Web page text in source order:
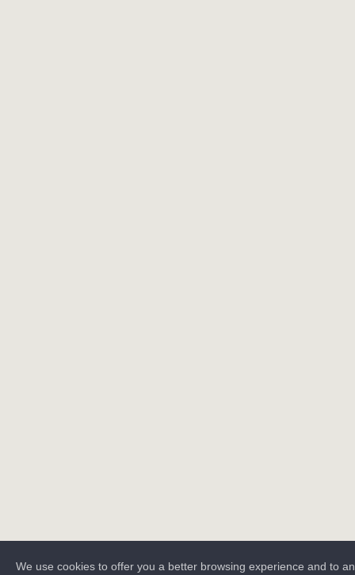
We use cookies to offer you a better browsing experience and to